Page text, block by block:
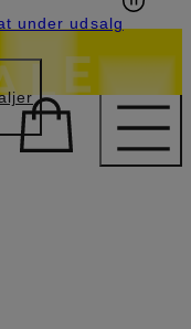
under udsalg